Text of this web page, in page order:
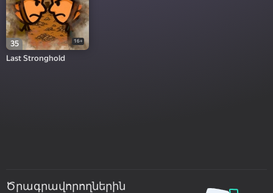
35 16+
Last Stronghold
Ծրագրավորողներին